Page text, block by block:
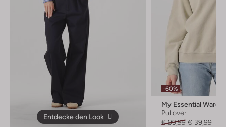
Entdecke den Look
-60%
My Essential
Pullover
€ 99,99 € 39,99